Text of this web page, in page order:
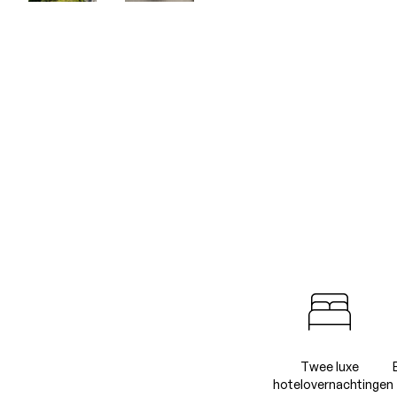
Twee luxe
hotelovernachtingen